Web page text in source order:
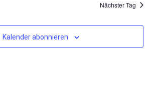
Nächster Tag
Kalender abonnieren